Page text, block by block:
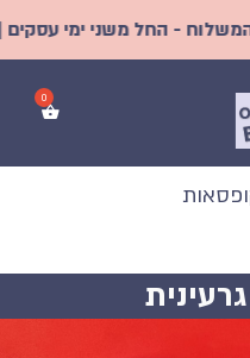
החל משני ימי עסקים |